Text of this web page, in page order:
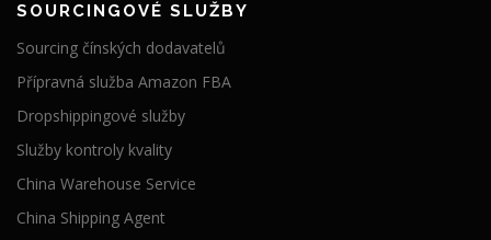
SOURCINGOVÉ SLUŽBY
Sourcing čínských dodavatelů
Přípravná služba Amazon FBA
Dropshippingové služby
Služby kontroly kvality
China Warehouse Service
China Shipping Agent